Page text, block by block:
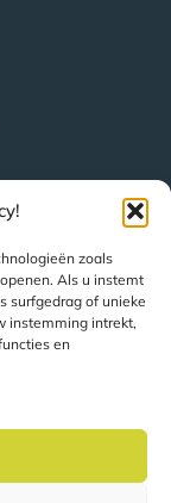
zoals
Als u instemt
surfgedrag of unieke
instemming intrekt,
en